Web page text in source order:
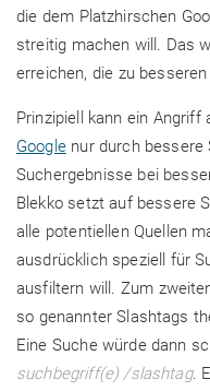
die dem Platzhirschen
streitig machen will. Das
erreichen, die zu
Prinzipiell kann ein
Googlenur durch bessere
Suchergebnisse bei
Blekko setzt auf bessere
alle potentiellen Quellen
ausdrücklich speziell für
ausfiltern will. Zum
so genannter Slashtags
Eine Suche würde dann
suchbegriff(e) /slashtag.